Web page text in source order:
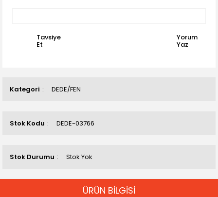
Kategori DEDE/FEN
Stok Kodu DEDE-03766
Stok Durumu Stok Yok
Tavsiye
Et
Yorum
Yaz
ÜRÜN BİLGİSİ